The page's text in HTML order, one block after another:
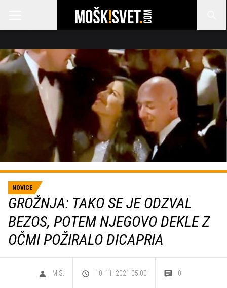
NOVICE
GROŽNJA: TAKO SE JE ODZVAL
BEZOS, POTEM NJEGOVO DEKLE Z
OČMI POŽIRALO DICAPRIA
M.S. 10. 11. 2021 05.00 0